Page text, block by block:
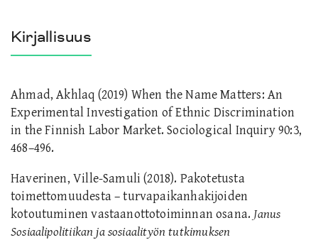
Kirjallisuus
Ahmad, Akhlaq (2019) When the Name Matters: An
Experimental Investigation of Ethnic Discrimination
in the Finnish Labor Market. Sociological Inquiry 90:3,
468–496.
Haverinen, Ville-Samuli (2018). Pakotetusta
toimettomuudesta – turvapaikanhakijoiden
kotoutuminen vastaanottotoiminnan osana. Janus
Sosiaalipolitiikan ja sosiaalityön tutkimuksen